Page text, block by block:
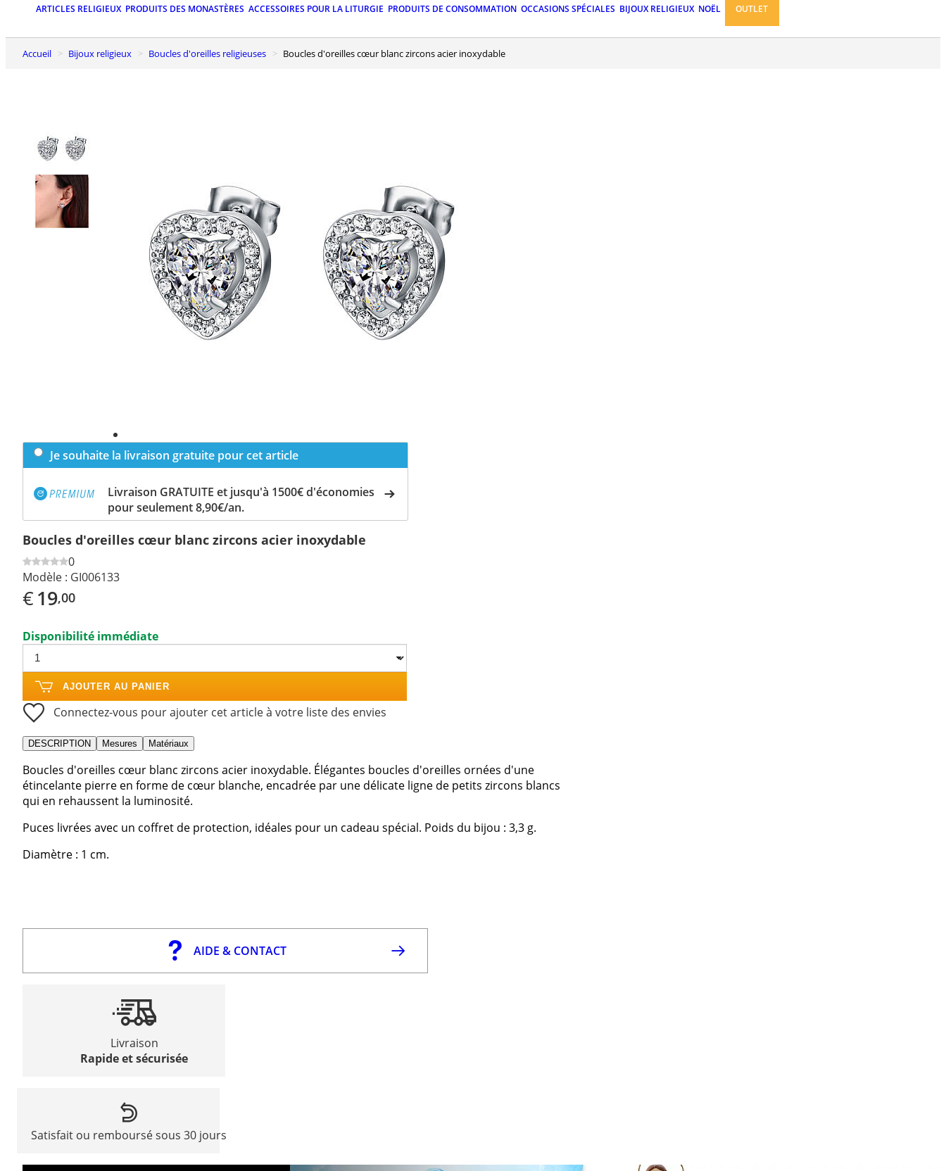
ARTICLES RELIGIEUX PRODUITS DES MONASTÈRES ACCESSOIRES POUR LA LITURGIE PRODUITS DE CONSOMMATION OCCASIONS SPÉCIALES BIJOUX RELIGIEUX NOËL OUTLET
Accueil Bijoux religieux Boucles d'oreilles religieuses Boucles d'oreilles cœur blanc zircons acier inoxydable
Je souhaite la livraison gratuite pour cet article
Livraison GRATUITE et jusqu'à 1500€ d'économies
pour seulement 8,90€/an.
Boucles d'oreilles cœur blanc zircons acier inoxydable
0
Modèle : GI006133
€19,00
Disponibilité immédiate
AJOUTER AU PANIER
Connectez-vous pour ajouter cet article à votre liste des envies
DESCRIPTION Mesures Matériaux
Boucles d'oreilles cœur blanc zircons acier inoxydable. Élégantes boucles d'oreilles ornées d'une
étincelante pierre en forme de cœur blanche, encadrée par une délicate ligne de petits zircons blancs
qui en rehaussent la luminosité.
Puces livrées avec un coffret de protection, idéales pour un cadeau spécial. Poids du bijou : 3,3 g.
Diamètre : 1 cm.
AIDE & CONTACT
Livraison
Rapide et sécurisée
Satisfait ou remboursé sous 30 jours